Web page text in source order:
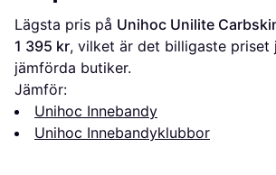
Lägsta pris på Unihoc Unilite
1 395 kr, vilket är det billigaste priset
jämförda butiker.
Jämför:
Unihoc Innebandy
Unihoc Innebandyklubbor